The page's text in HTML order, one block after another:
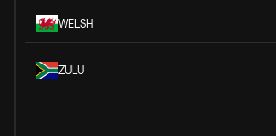
WELSH
ZULU